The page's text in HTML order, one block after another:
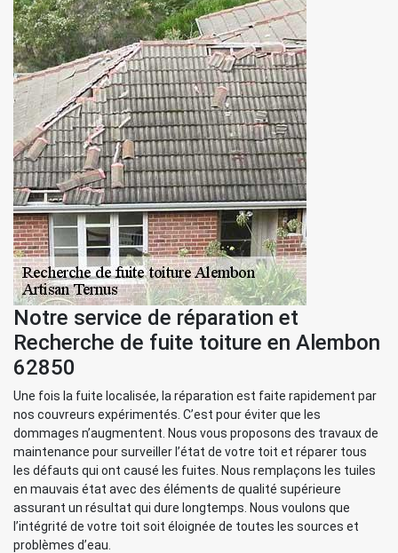
Notre service de réparation et
Recherche de fuite toiture en Alembon
62850
Une fois la fuite localisée, la réparation est faite rapidement par
nos couvreurs expérimentés. C’est pour éviter que les
dommages n’augmentent. Nous vous proposons des travaux de
maintenance pour surveiller l’état de votre toit et réparer tous
les défauts qui ont causé les fuites. Nous remplaçons les tuiles
en mauvais état avec des éléments de qualité supérieure
assurant un résultat qui dure longtemps. Nous voulons que
l’intégrité de votre toit soit éloignée de toutes les sources et
problèmes d’eau.